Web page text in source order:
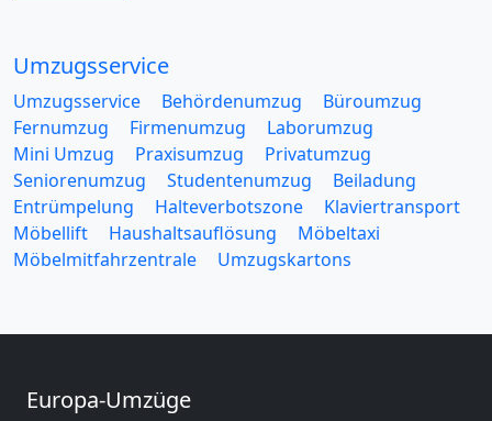
Umzugsservice
Umzugsservice Behördenumzug
Büroumzug
Fernumzug
Firmenumzug
Laborumzug
Mini Umzug
Praxisumzug
Privatumzug
Seniorenumzug
Studentenumzug
Beiladung
Entrümpelung
Halteverbotszone
Klaviertransport
Möbellift
Haushaltsauflösung
Möbeltaxi
Möbelmitfahrzentrale
Umzugskartons
Europa-Umzüge